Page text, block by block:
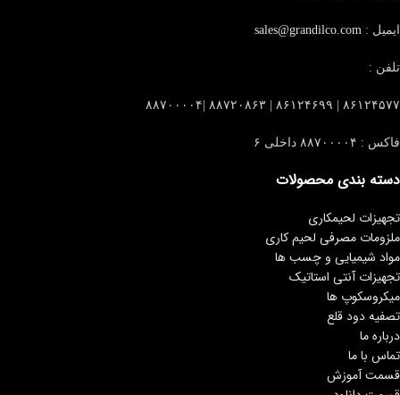
ایمیل : sales@grandilco.com
تلفن :
۸۶۱۲۴۵۷۷ | ۸۶۱۲۴۶۹۹ | ۸۸۷۲۰۸۶۳ |۸۸۷۰۰۰۰۴
فاکس : ۸۸۷۰۰۰۰۴ داخلی ۶
دسته بندی محصولات
تجهیزات لحیمکاری
ملزومات مصرفی لحیم کاری
مواد شیمیایی و چسب ها
تجهیزات آنتی استاتیک
میکروسکوپ ها
تصفیه دود قلع
درباره ما
تماس با ما
قسمت آموزش